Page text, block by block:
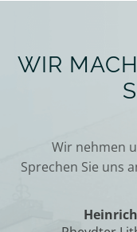
WIR
Wir nehmen
Sprechen Sie uns